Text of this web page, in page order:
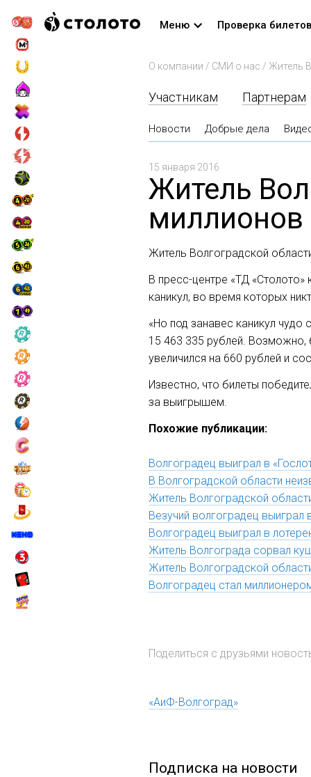
Меню Проверка билетов
О компании / СМИ о нас / Житель
Участникам Партнерам
Новости Добрые дела
15 января 2016
Житель
миллионов
Житель Волгоградской
В пресс-центре «ТД
каникул, во время которых
«Но под занавес каникул чудо
15 463 335 рублей. Возможно,
увеличился на 660 рублей и
Известно, что билеты
за выигрышем.
Похожие публикации:
Волгоградец выиграл в
В Волгоградской области
Житель Волгоградской
Везучий волгоградец
Волгоградец выиграл в
Житель Волгограда сорвал
Житель Волгоградской
Волгоградец стал
Поделиться с друзьями
«АиФ-Волгоград»
Подписка на новости